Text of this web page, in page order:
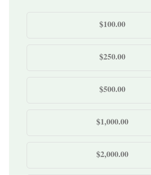
$100.00
$250.00
$500.00
$1,000.00
$2,000.00